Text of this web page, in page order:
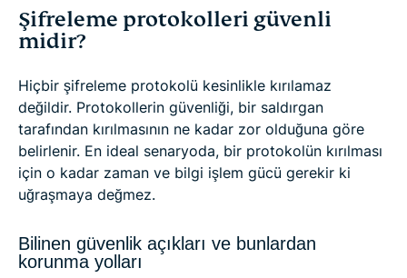
Şifreleme protokolleri güvenli
midir?
Hiçbir şifreleme protokolü kesinlikle kırılamaz
değildir. Protokollerin güvenliği, bir saldırgan
tarafından kırılmasının ne kadar zor olduğuna göre
belirlenir. En ideal senaryoda, bir protokolün kırılması
için o kadar zaman ve bilgi işlem gücü gerekir ki
uğraşmaya değmez.
Bilinen güvenlik açıkları ve bunlardan
korunma yolları